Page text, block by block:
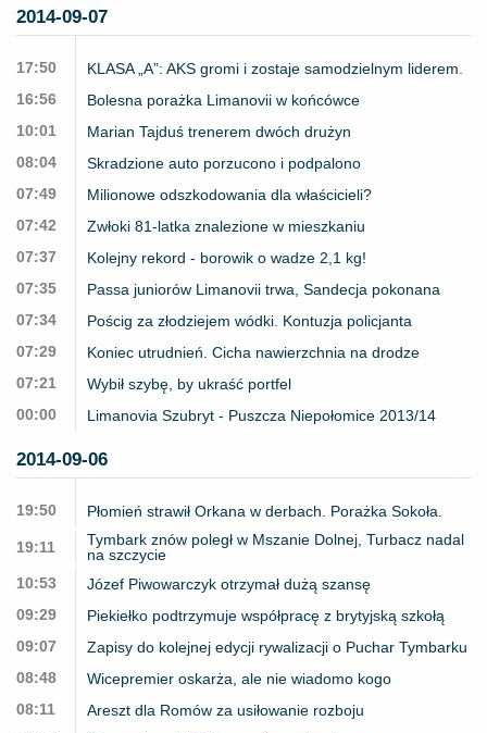
2014-09-07
17:50
KLASA „A”: AKS gromi i zostaje samodzielnym liderem.
16:56
Bolesna porażka Limanovii w końcówce
10:01
Marian Tajduś trenerem dwóch drużyn
08:04
Skradzione auto porzucono i podpalono
07:49
Milionowe odszkodowania dla właścicieli?
07:42
Zwłoki 81-latka znalezione w mieszkaniu
07:37
Kolejny rekord - borowik o wadze 2,1 kg!
07:35
Passa juniorów Limanovii trwa, Sandecja pokonana
07:34
Pościg za złodziejem wódki. Kontuzja policjanta
07:29
Koniec utrudnień. Cicha nawierzchnia na drodze
07:21
Wybił szybę, by ukraść portfel
00:00
Limanovia Szubryt - Puszcza Niepołomice 2013/14
2014-09-06
19:50 Płomień strawił Orkana w derbach. Porażka Sokoła.
19:11
Tymbark znów poległ w Mszanie Dolnej, Turbacz nadal
na szczycie
10:53
Józef Piwowarczyk otrzymał dużą szansę
09:29
Piekiełko podtrzymuje współpracę z brytyjską szkołą
09:07
Zapisy do kolejnej edycji rywalizacji o Puchar Tymbarku
08:48
Wicepremier oskarża, ale nie wiadomo kogo
08:11
Areszt dla Romów za usiłowanie rozboju